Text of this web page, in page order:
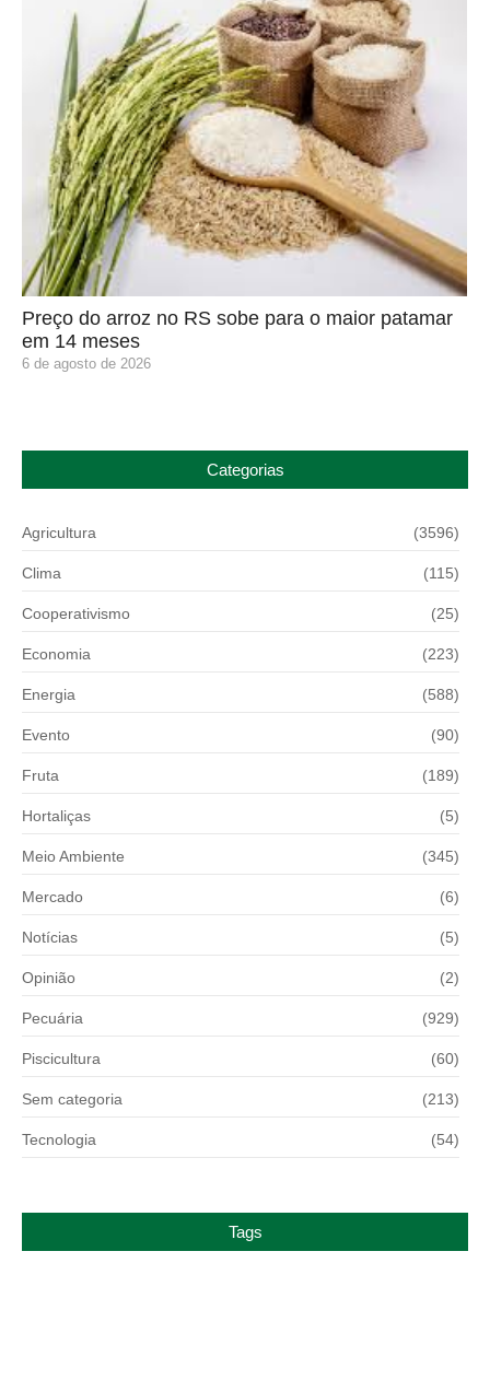
Preço do arroz no RS sobe para o maior patamar
em 14 meses
6 de agosto de 2026
Categorias
Agricultura (3596)
Clima (115)
Cooperativismo (25)
Economia (223)
Energia (588)
Evento (90)
Fruta (189)
Hortaliças (5)
Meio Ambiente (345)
Mercado (6)
Notícias (5)
Opinião (2)
Pecuária (929)
Piscicultura (60)
Sem categoria (213)
Tecnologia (54)
Tags